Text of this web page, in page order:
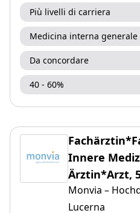
Più livelli di carriera
Medicina interna generale
Da concordare
40 - 60%
Innere
Ärztin*Arzt,
Monvia –
Lucerna